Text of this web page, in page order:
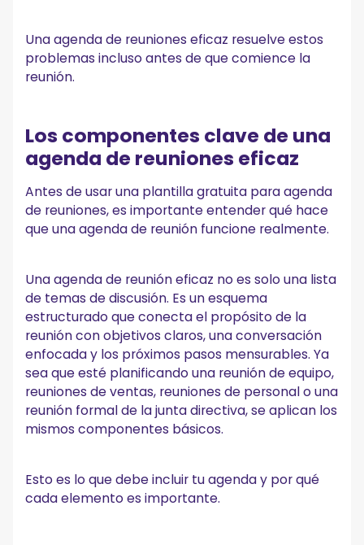
Una agenda de reuniones eficaz resuelve estos
problemas incluso antes de que comience la
reunión.
Los componentes clave de una
agenda de reuniones eficaz
Antes de usar una plantilla gratuita para agenda
de reuniones, es importante entender qué hace
que una agenda de reunión funcione realmente.
Una agenda de reunión eficaz no es solo una lista
de temas de discusión. Es un esquema
estructurado que conecta el propósito de la
reunión con objetivos claros, una conversación
enfocada y los próximos pasos mensurables. Ya
sea que esté planificando una reunión de equipo,
reuniones de ventas, reuniones de personal o una
reunión formal de la junta directiva, se aplican los
mismos componentes básicos.
Esto es lo que debe incluir tu agenda y por qué
cada elemento es importante.